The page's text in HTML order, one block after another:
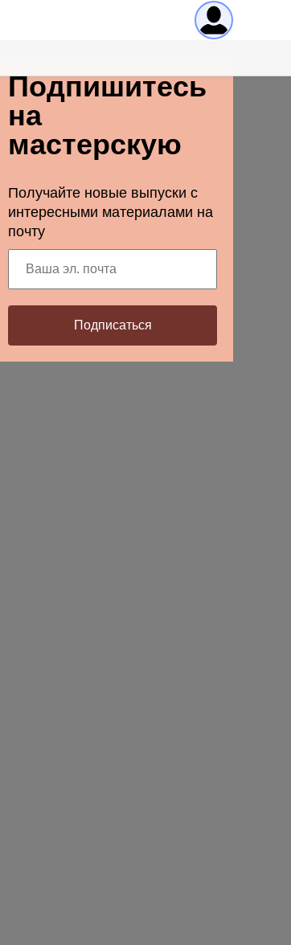
Подпишитесь
на
мастерскую
Получайте новые выпуски с
интересными материалами на
почту
Подписаться